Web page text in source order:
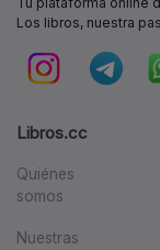
Los libros, nuestra
Libros.cc
Quiénes
somos
Nuestras